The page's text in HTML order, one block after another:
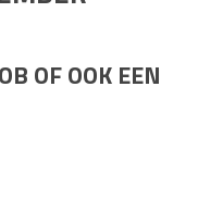
OF OOK EEN